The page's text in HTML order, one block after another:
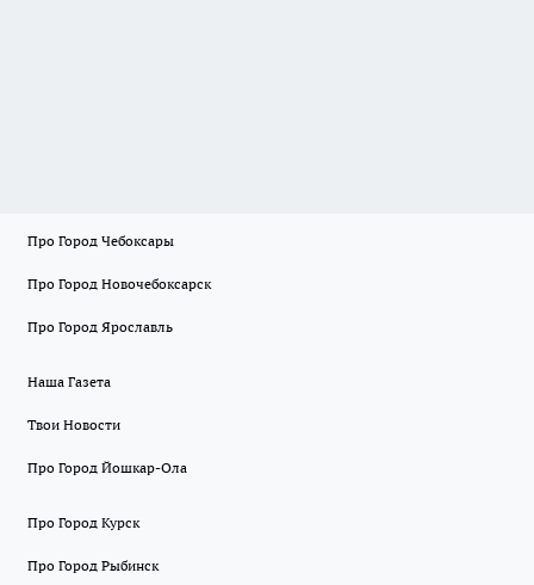
Про Город Чебоксары
Про Город Новочебоксарск
Про Город Ярославль
Наша Газета
Твои Новости
Про Город Йошкар-Ола
Про Город Курск
Про Город Рыбинск